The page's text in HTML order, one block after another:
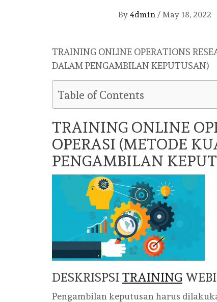
By 4dm1n / May 18, 2022
TRAINING ONLINE OPERATIONS
DALAM PENGAMBILAN KEPUTUSAN)
Table of Contents
TRAINING ONLINE
OPERASI (METODE
PENGAMBILAN
DESKRISPSI TRAINING
Pengambilan keputusan harus